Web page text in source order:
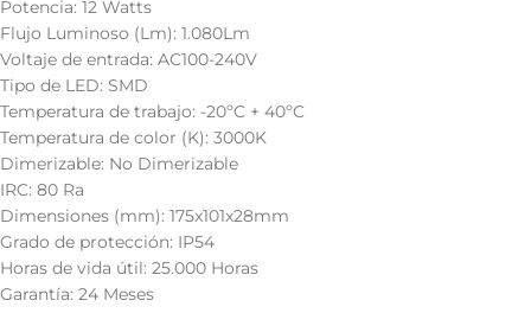
Potencia: 12 Watts
Flujo Luminoso (Lm): 1.080Lm
Voltaje de entrada: AC100-240V
Tipo de LED: SMD
Temperatura de trabajo: -20ºC + 40ºC
Temperatura de color (K): 3000K
Dimerizable: No Dimerizable
IRC: 80 Ra
Dimensiones (mm): 175x101x28mm
Grado de protección: IP54
Horas de vida útil: 25.000 Horas
Garantía: 24 Meses